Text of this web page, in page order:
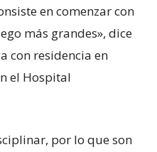
en comenzar con
más grandes», dice
con residencia en
el Hospital
por lo que son